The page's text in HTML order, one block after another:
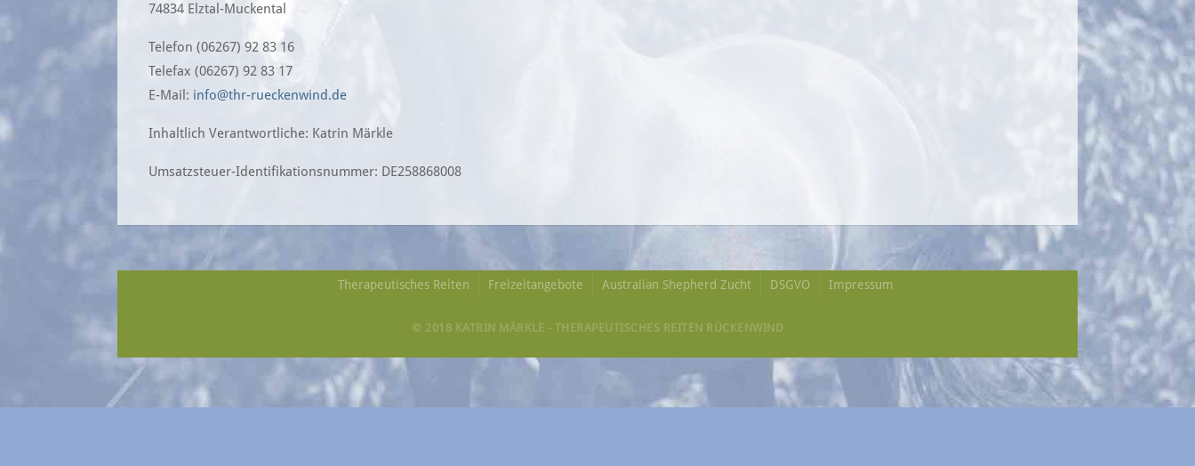
74834 Elztal-Muckental
Telefon (06267) 92 83 16
Telefax (06267) 92 83 17
E-Mail: info@thr-rueckenwind.de
Inhaltlich Verantwortliche: Katrin Märkle
Umsatzsteuer-Identifikationsnummer: DE258868008
Therapeutisches Reiten Freizeitangebote Australian Shepherd Zucht DSGVO Impressum
© 2018 KATRIN MÄRKLE - THERAPEUTISCHES REITEN RÜCKENWIND